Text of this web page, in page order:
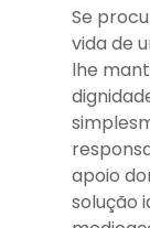
Se
vida de
lhe
apoio
solução